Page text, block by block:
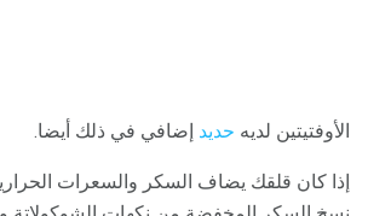
الأوفتيتين لديه حديد إضافي في ذلك أيضا.
إذا كان قلقك يضاف السكر والسعرات